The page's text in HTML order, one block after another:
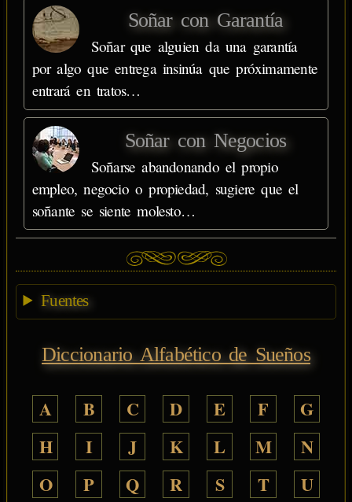
Soñar con Garantía
Soñar que alguien da una garantía
por algo que entrega insinúa que próximamente
entrará en tratos…
Soñar con Negocios
Soñarse abandonando el propio
empleo, negocio o propiedad, sugiere que el
soñante se siente molesto…
Fuentes
Diccionario Alfabético de Sueños
A B C D E F
G
H
I J K L M
N
O
P Q R S T
U